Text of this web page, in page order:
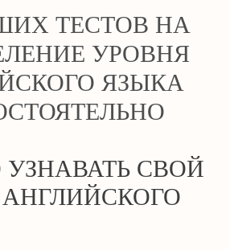
ТЕСТОВ НА
УРОВНЯ
ЯЗЫКА
УЗНАВАТЬ СВОЙ